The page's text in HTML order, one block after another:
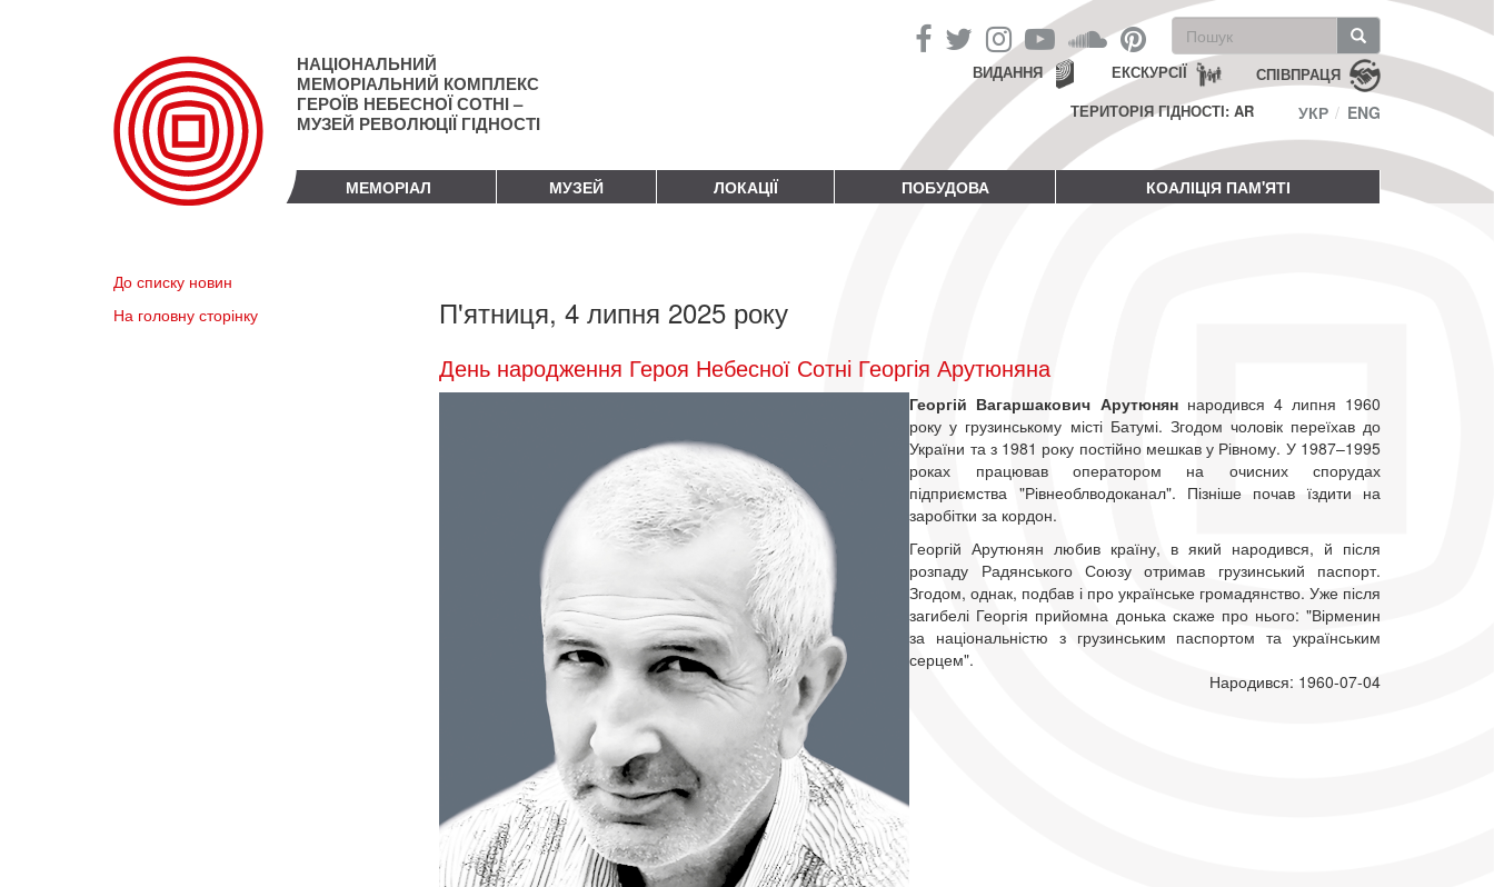
НАЦІОНАЛЬНИЙ
МЕМОРІАЛЬНИЙ КОМПЛЕКС
ГЕРОЇВ НЕБЕСНОЇ СОТНІ –
МУЗЕЙ РЕВОЛЮЦІЇ ГІДНОСТІ
Пошукова
форма
Пошук СПІВПРАЦЯ
ЕКСКУРСІЇ
ВИДАННЯ
ТЕРИТОРІЯ ГІДНОСТІ: AR
УКР ENG
МЕМОРІАЛ МУЗЕЙ ЛОКАЦІЇ ПОБУДОВА КОАЛІЦІЯ ПАМ'ЯТІ
До списку новин
На головну сторінку
П'ятниця, 4 липня 2025 року
День народження Героя Небесної Сотні Георгія Арутюняна
Георгій Вагаршакович Арутюняннародився 4 липня 1960
року у грузинському місті Батумі. Згодом чоловік переїхав до
України та з 1981 року постійно мешкав у Рівному. У 1987–1995
роках працював оператором на очисних спорудах
підприємства "Рівнеоблводоканал". Пізніше почав їздити на
заробітки за кордон.
Георгій Арутюнян любив країну, в який народився, й після
розпаду Радянського Союзу отримав грузинський паспорт.
Згодом, однак, подбав і про українське громадянство. Уже після
загибелі Георгія прийомна донька скаже про нього: "Вірменин
за національністю з грузинським паспортом та українським
серцем".
Народився: 1960-07-04